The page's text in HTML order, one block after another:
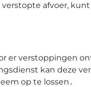
afvoer, kunt
er verstoppingen
kan deze
op te lossen․